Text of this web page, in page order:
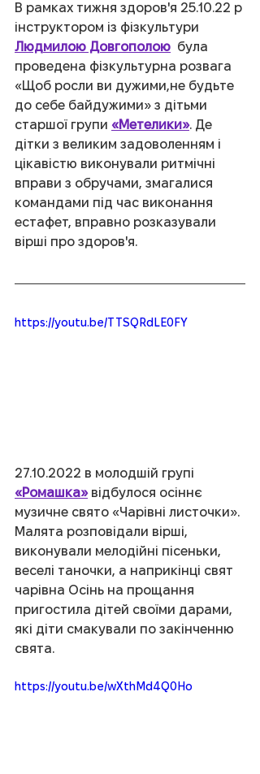
В рамках тижня здоров'я 25.10.22 р
інструктором із фізкультури
Людмилою Довгополою
  була
проведена фізкультурна розвага
«Щоб росли ви дужими,не будьте
до себе байдужими» з дітьми
старшої групи «Метелики». Де
дітки з великим задоволенням і
цікавістю виконували ритмічні
вправи з обручами, змагалися
командами під час виконання
естафет, вправно розказували
вірші про здоров'я.
https://youtu.be/TTSQRdLE0FY
27.10.2022 в молодшій групі
«Ромашка» відбулося осіннє
музичне свято «Чарівні листочки».
Малята розповідали вірші,
виконували мелодійні пісеньки,
веселі таночки, а наприкінці свят
чарівна Осінь на прощання
пригостила дітей своїми дарами,
які діти смакували по закінченню
свята.
https://youtu.be/wXthMd4Q0Ho